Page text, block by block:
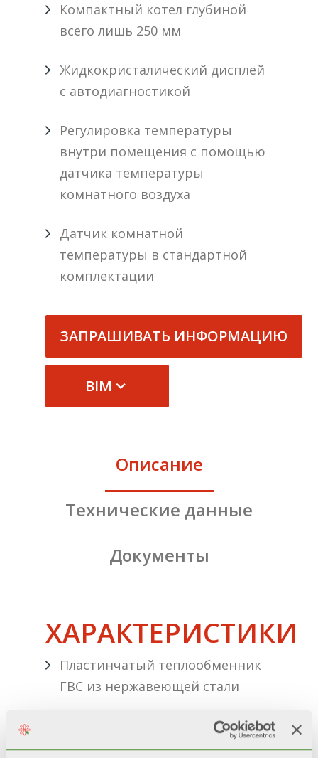
Компактный котел глубиной
всего лишь 250 мм
Жидкокристалический дисплей
с автодиагностикой
Регулировка температуры
внутри помещения с помощью
датчика температуры
комнатного воздуха
Датчик комнатной
температуры в стандартной
комплектации
ЗАПРАШИВАТЬ ИНФОРМАЦИЮ
BIM
Описание
Технические данные
Документы
ХАРАКТЕРИСТИКИ
Пластинчатый теплообменник
ГВС из нержавеющей стали
Эксклюзивный компактный 3-
скоростной насос со